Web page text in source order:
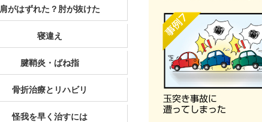
肩がはずれた？肘が抜けた
寝違え
腱鞘炎・ばね指
骨折治療とリハビリ
怪我を早く治すには